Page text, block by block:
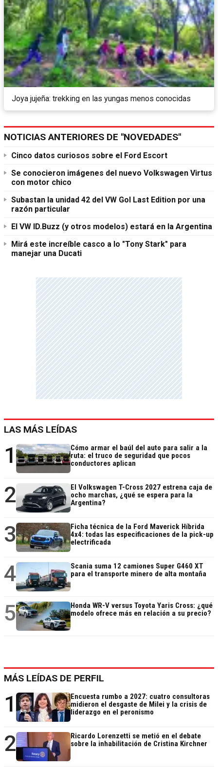
Joya jujeña: trekking en las yungas menos conocidas
NOTICIAS ANTERIORES DE "NOVEDADES"
Cinco datos curiosos sobre el Ford Escort
Se conocieron imágenes del nuevo Volkswagen Virtus
con motor chico
Subastan la unidad 42 del VW Gol Last Edition por una
razón particular
El VW ID.Buzz (y otros modelos) estará en la Argentina
Mirá este increíble casco a lo "Tony Stark" para
manejar una Ducati
LAS MÁS LEÍDAS
1
Cómo armar el baúl del auto para salir a la
ruta: el truco de seguridad que pocos
conductores aplican
2
El Volkswagen T-Cross 2027 estrena caja de
ocho marchas, ¿qué se espera para la
Argentina?
3
Ficha técnica de la Ford Maverick Híbrida
4x4: todas las especificaciones de la pick-up
electrificada
4
Scania suma 12 camiones Super G460 XT
para el transporte minero de alta montaña
5
Honda WR-V versus Toyota Yaris Cross: ¿qué
modelo ofrece más en relación a su precio?
MÁS LEÍDAS DE PERFIL
1
Encuesta rumbo a 2027: cuatro consultoras
midieron el desgaste de Milei y la crisis de
liderazgo en el peronismo
2
Ricardo Lorenzetti se metió en el debate
sobre la inhabilitación de Cristina Kirchner